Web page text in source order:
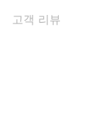
고객 리뷰